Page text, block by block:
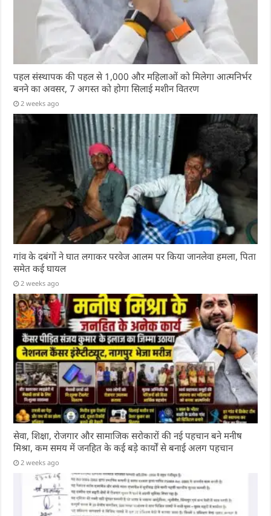
पहल संस्थापक की पहल से 1,000 और महिलाओं को मिलेगा आत्मनिर्भर
बनने का अवसर, 7 अगस्त को होगा सिलाई मशीन वितरण
2 weeks ago
गांव के दबंगों ने घात लगाकर परवेज आलम पर किया जानलेवा हमला, पिता
समेत कई घायल
2 weeks ago
सेवा, शिक्षा, रोजगार और सामाजिक सरोकारों की नई पहचान बने मनीष
मिश्रा, कम समय में जनहित के कई बड़े कार्यों से बनाई अलग पहचान
2 weeks ago